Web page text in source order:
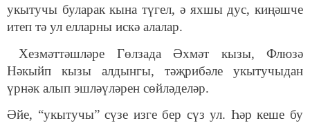
укытучы буларак кына түгел, ә яхшы дус, киңәшче
итеп тә ул елларны искә алалар.
Хезмәттәшләре Гөлзада Әхмәт кызы, Флюзә
Нәкыйп кызы алдынгы, тәҗрибәле укытучыдан
үрнәк алып эшләүләрен сөйләделәр.
Әйе, “укытучы” сүзе изге бер сүз ул. Һәр кеше бу